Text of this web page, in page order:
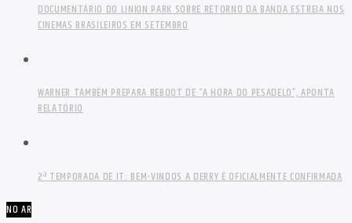
DOCUMENTÁRIO DO LINKIN PARK SOBRE RETORNO DA BANDA ESTREIA NOS
CINEMAS BRASILEIROS EM SETEMBRO
WARNER TAMBÉM PREPARA REBOOT DE “A HORA DO PESADELO”, APONTA
RELATÓRIO
2ª TEMPORADA DE IT: BEM-VINDOS A DERRY É OFICIALMENTE CONFIRMADA
NO AR